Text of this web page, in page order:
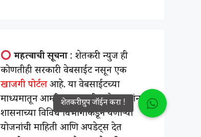
महत्वाची सूचना: शेतकरी न्युज ही
कोणतीही सरकारी वेबसाईट नसून एक
खाजगी पोर्टलआहे. या वेबसाईटच्या
माध्यमातून आम्ही महाराष्ट्रातील शेतकऱ्यांना
शासनाच्या विविध विभागाकडून येणाऱ्या
योजनांची माहिती आणि अपडेट्स देत